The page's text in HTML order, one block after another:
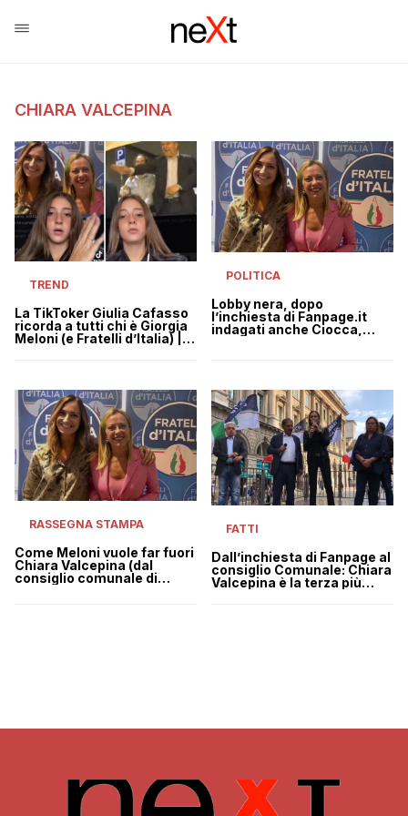
CHIARA VALCEPINA
TREND
La TikToker Giulia Cafasso
ricorda a tutti chi è Giorgia
Meloni (e Fratelli d’Italia) |
POLITICA
Lobby nera, dopo
l’inchiesta di Fanpage.it
indagati anche Ciocca,
RASSEGNA STAMPA
Come Meloni vuole far fuori
Chiara Valcepina (dal
consiglio comunale di
FATTI
Dall’inchiesta di Fanpage al
consiglio Comunale: Chiara
Valcepina è la terza più